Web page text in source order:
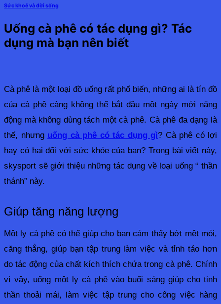
Sức khoẻ và đời sống
Uống cà phê có tác dụng gì? Tác
dụng mà bạn nên biết
Cà phê là một loại đồ uống rất phổ biến, những ai là tín đồ
của cà phê càng không thể bắt đầu một ngày mới năng
động mà không dùng tách một cà phê. Cà phê đa dạng là
thế, nhưng uống cà phê có tác dụng gì? Cà phê có lợi
hay có hại đối với sức khỏe của bạn? Trong bài viết này,
skysport sẽ giới thiệu những tác dụng về loại uống “ thần
thánh” này.
Giúp tăng năng lượng
Một ly cà phê có thể giúp cho bạn cảm thấy bớt mệt mỏi,
căng thẳng, giúp bạn tập trung làm việc và tỉnh táo hơn
do tác động của chất kích thích chứa trong cà phê. Chính
vì vậy, uống một ly cà phê vào buổi sáng giúp cho tinh
thần thoải mái, làm việc tập trung cho công việc hàng